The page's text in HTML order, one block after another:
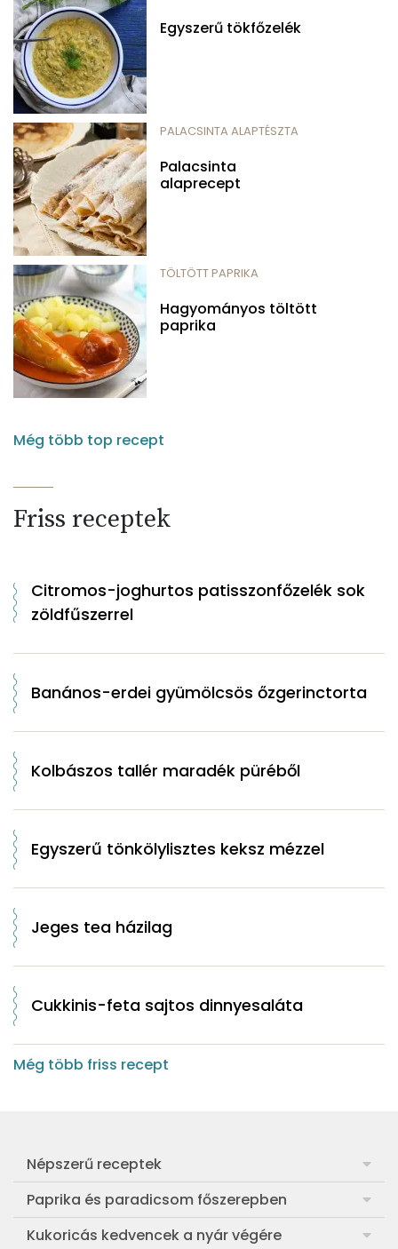
Egyszerű tökfőzelék
PALACSINTA ALAPTÉSZTA
Palacsinta
alaprecept
TÖLTÖTT PAPRIKA
Hagyományos töltött
paprika
Még több top recept
Friss receptek
Citromos-joghurtos patisszonfőzelék sok
zöldfűszerrel
Banános-erdei gyümölcsös őzgerinctorta
Kolbászos tallér maradék püréből
Egyszerű tönkölylisztes keksz mézzel
Jeges tea házilag
Cukkinis-feta sajtos dinnyesaláta
Még több friss recept
Népszerű receptek
Frankfurti leves
Egyszerű muffin
Paprika és paradicsom főszerepben
Pan con Tomate
Kukoricás kedvencek a nyár végére